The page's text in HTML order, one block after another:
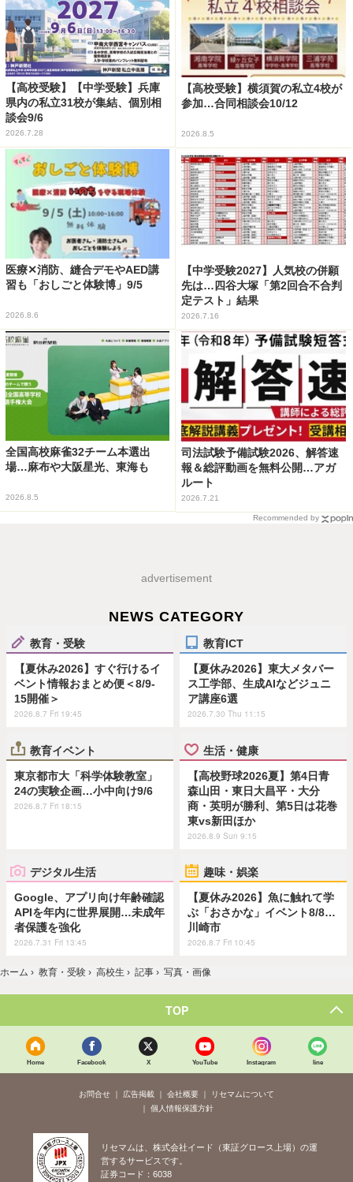
【高校受験】【中学受験】兵庫
県内の私立31校が集結、個別相
談会9/6
2026.7.28
【高校受験】横須賀の私立4校が
参加…合同相談会10/12
2026.8.5
医療✕消防、縫合デモやAED講
習も「おしごと体験博」9/5
2026.8.6
【中学受験2027】人気校の併願
先は…四谷大塚「第2回合不合判
定テスト」結果
2026.7.16
全国高校麻雀32チーム本選出
場…麻布や大阪星光、東海も
2026.8.5
司法試験予備試験2026、解答速
報＆総評動画を無料公開…アガ
ルート
2026.7.21
Recommended by
advertisement
NEWS CATEGORY
教育・受験
【夏休み2026】すぐ行けるイ
ベント情報おまとめ便＜8/9-
15開催＞
2026.8.7 Fri 19:45
教育ICT
【夏休み2026】東大メタバー
ス工学部、生成AIなどジュニ
ア講座6選
2026.7.30 Thu 11:15
教育イベント
東京都市大「科学体験教室」
24の実験企画…小中向け9/6
2026.8.7 Fri 18:15
生活・健康
【高校野球2026夏】第4日青
森山田・東日大昌平・大分
商・英明が勝利、第5日は花巻
東vs新田ほか
2026.8.9 Sun 9:15
デジタル生活
Google、アプリ向け年齢確認
APIを年内に世界展開…未成年
者保護を強化
2026.7.31 Fri 13:45
趣味・娯楽
【夏休み2026】魚に触れて学
ぶ「おさかな」イベント8/8…
川崎市
2026.8.7 Fri 10:45
ホーム › 教育・受験 › 高校生 › 記事 › 写真・画像
TOP
Home Facebook X YouTube Instagram line
お問合せ 広告掲載 会社概要
リセマムについて
個人情報保護方針
リセマムは、株式会社イード（東証グロース上場）の運
営するサービスです。
証券コード：6038